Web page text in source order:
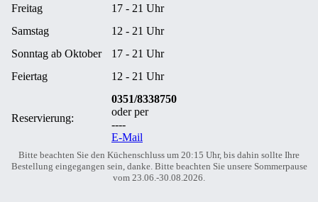
Freitag
17 - 21 Uhr
Samstag
12 - 21 Uhr
Sonntag ab Oktober
17 - 21 Uhr
Feiertag
12 - 21 Uhr
Reservierung:
0351/8338750
oder per
----
E-Mail
Bitte beachten Sie den Küchenschluss um 20:15 Uhr, bis dahin sollte Ihre
Bestellung eingegangen sein, danke. Bitte beachten Sie unsere Sommerpause
vom 23.06.-30.08.2026.